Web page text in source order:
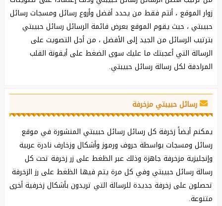
زوار الموقع ، أنتم فقط من يحدد أفضل وأروع رسائل ومسجات رسائل
حبيبتي ، حيث يقوم الموقع بعرض قائمة الرسائل رسائل حبيبتي
بترتيب الرسائل من الجيد إلى الأفضل ، من أجل التصويت على
الرسالة التي أعجبتك ما عليك سوى الضغط على أيقونة القلب
المرادفة لكل رسالة رسائل حبيبتي.
رسائل حبيبتي مزخرفة
يمكنم أيضاً زخرفة كل رسائل رسائل حبيبتي المنشورة في موقع
رسائل ومسجات بواسطة حروف ورموز وأشكال وزخارف نادرة عربية
وإنجليزية مزخرفة جاهزة وذلك عبر الظغط على زر زخرفة تحت كل
رسالة رسائل حبيبتي وفي كل مرة يتم فيها الظغط على رز الزخرفة
تحصلون على زخرفة جديدة للرسالة التي تريدون بأشكال زخرفية أخرى
متنوعة.